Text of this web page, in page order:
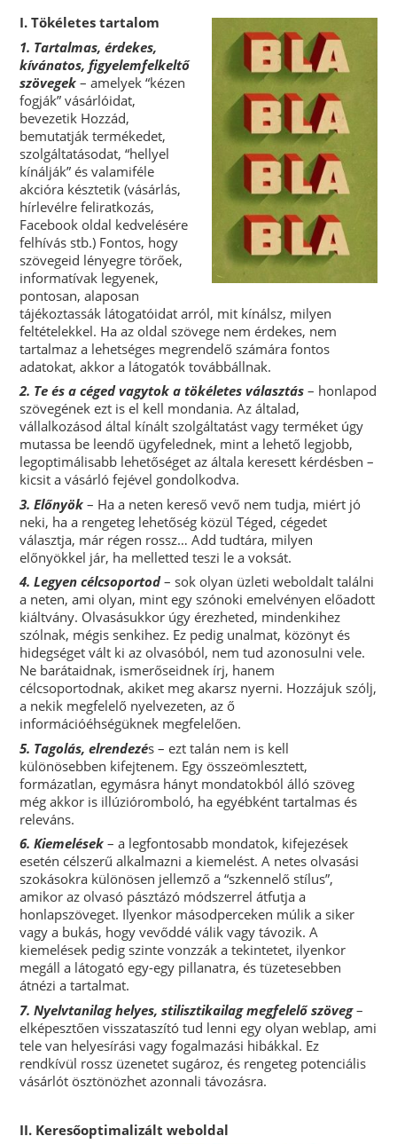
I. Tökéletes tartalom
1. Tartalmas, érdekes,
kívánatos, figyelemfelkeltő
szövegek – amelyek “kézen
fogják” vásárlóidat,
bevezetik Hozzád,
bemutatják termékedet,
szolgáltatásodat, “hellyel
kínálják” és valamiféle
akcióra késztetik (vásárlás,
hírlevélre feliratkozás,
Facebook oldal kedvelésére
felhívás stb.) Fontos, hogy
szövegeid lényegre törőek,
informatívak legyenek,
pontosan, alaposan
tájékoztassák látogatóidat arról, mit kínálsz, milyen
feltételekkel. Ha az oldal szövege nem érdekes, nem
tartalmaz a lehetséges megrendelő számára fontos
adatokat, akkor a látogatók továbbállnak.
2. Te és a céged vagytok a tökéletes választás – honlapod
szövegének ezt is el kell mondania. Az általad,
vállalkozásod által kínált szolgáltatást vagy terméket úgy
mutassa be leendő ügyfelednek, mint a lehető legjobb,
legoptimálisabb lehetőséget az általa keresett kérdésben –
kicsit a vásárló fejével gondolkodva.
3. Előnyök – Ha a neten kereső vevő nem tudja, miért jó
neki, ha a rengeteg lehetőség közül Téged, cégedet
választja, már régen rossz… Add tudtára, milyen
előnyökkel jár, ha melletted teszi le a voksát.
4. Legyen célcsoportod– sok olyan üzleti weboldalt találni
a neten, ami olyan, mint egy szónoki emelvényen előadott
kiáltvány. Olvasásukkor úgy érezheted, mindenkihez
szólnak, mégis senkihez. Ez pedig unalmat, közönyt és
hidegséget vált ki az olvasóból, nem tud azonosulni vele.
Ne barátaidnak, ismerőseidnek írj, hanem
célcsoportodnak, akiket meg akarsz nyerni. Hozzájuk szólj,
a nekik megfelelő nyelvezeten, az ő
információéhségüknek megfelelően.
5. Tagolás, elrendezés – ezt talán nem is kell
különösebben kifejtenem. Egy összeömlesztett,
formázatlan, egymásra hányt mondatokból álló szöveg
még akkor is illúzióromboló, ha egyébként tartalmas és
releváns.
6. Kiemelések – a legfontosabb mondatok, kifejezések
esetén célszerű alkalmazni a kiemelést. A netes olvasási
szokásokra különösen jellemző a “szkennelő stílus”,
amikor az olvasó pásztázó módszerrel átfutja a
honlapszöveget. Ilyenkor másodperceken múlik a siker
vagy a bukás, hogy vevőddé válik vagy távozik. A
kiemelések pedig szinte vonzzák a tekintetet, ilyenkor
megáll a látogató egy-egy pillanatra, és tüzetesebben
átnézi a tartalmat.
7. Nyelvtanilag helyes, stilisztikailag megfelelő szöveg–
elképesztően visszataszító tud lenni egy olyan weblap, ami
tele van helyesírási vagy fogalmazási hibákkal. Ez
rendkívül rossz üzenetet sugároz, és rengeteg potenciális
vásárlót ösztönözhet azonnali távozásra.
II. Keresőoptimalizált weboldal